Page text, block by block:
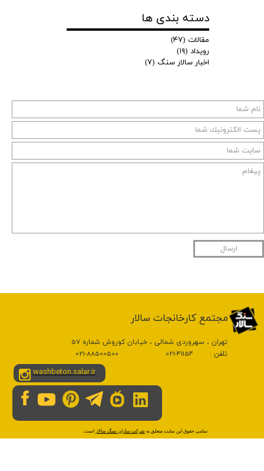
ارسال
دسته بندی ها
مقالات (۴۷)
رویداد (۱۹)
اخبار سالار سنگ (۷)
​تمامی حقوق این سایت متعلق به شرکت سازان سنگ سالار است.
​مجتمع کارخانجات سالار
تهران ، سهروردی شمالی ، خیابان کوروش شماره 57
تلفن : 41154-021 88500500-021
washbeton.salar.ir